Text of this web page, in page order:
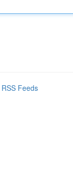
Feeds